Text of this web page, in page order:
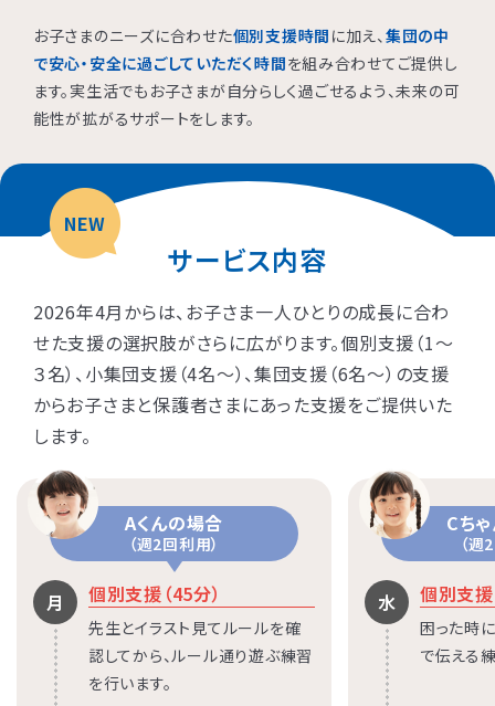
お子さまのニーズに合わせた個別支援時間 に加え、 集団の中
で安心・安全に過ごしていただく時間を組み合わせてご提供し
ます。実生活でもお子さまが自分らしく過ごせるよう、未来の可
能性が拡がるサポートをします。
NEW
サービス内容
2026年4月からは、お子さま一人ひとりの成長に合わ
せた支援の選択肢がさらに広がります。個別支援（1〜
３名）、小集団支援（4名〜）、集団支援（6名〜）の支援
からお子さまと保護者さまにあった支援をご提供いた
します。
Aくんの場合
（週2回利用）
月 個別支援（45分）
先生とイラスト見てルールを確
認してから、ルール通り遊ぶ練習
を行います。
Cち
（週
水 個別支援
困った時
で伝える